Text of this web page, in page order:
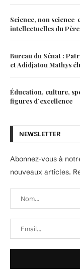
Science, non science
intellectuelles du Père
Bureau du Sénat :
et Adidjatou Mathys
Éducation, culture,
figures d’excellence
NEWSLETTER
Abonnez-vous à
nouveaux articles.